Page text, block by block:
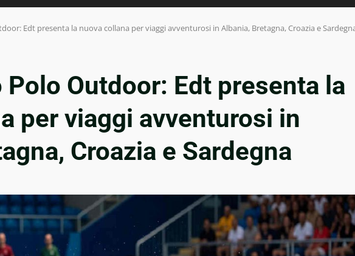
Edt presenta la nuova collana per viaggi avventurosi in Albania, Bretagna, Croazia e
Polo Outdoor: Edt presenta la
per viaggi avventurosi in
Croazia e Sardegna